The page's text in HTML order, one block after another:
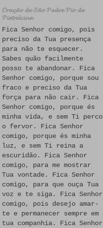
𝓞𝓻𝓪𝓬̧𝓪̃𝓸 𝓭𝓮 𝓢𝓪̃𝓸 𝓟𝓪𝓭𝓻𝓮 𝓟𝓲𝓸 𝓭𝓮
𝓟𝓲𝓮𝓽𝓻𝓮𝓵𝓬𝓲𝓷𝓪
Fica Senhor comigo, pois
preciso da Tua presença
para não te esquecer.
Sabes quão facilmente
posso te abandonar. Fica
Senhor comigo, porque sou
fraco e preciso da Tua
força para não cair. Fica
Senhor comigo, porque és
minha vida, e sem Ti perco
o fervor. Fica Senhor
comigo, porque és minha
luz, e sem Ti reina a
escuridão. Fica Senhor
comigo, para me mostrar
Tua vontade. Fica Senhor
comigo, para que ouça Tua
voz e te siga. Fica Senhor
comigo, pois desejo amar-
te e permanecer sempre em
tua companhia. Fica Senhor